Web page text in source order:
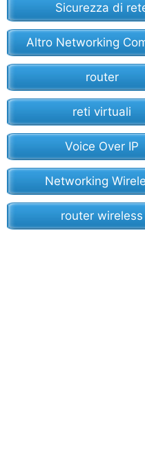
Sicurezza di
Altro Networking
router
reti virtuali
Voice Over IP
Networking
router wireless